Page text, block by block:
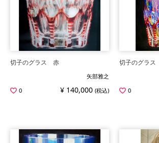
切子のグラス 赤
矢部雅之
0
¥ 140,000 (税込)
切子のグラ
0